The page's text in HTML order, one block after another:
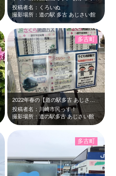
投稿者名：くろいぬ
撮影場所：道の駅 多古 あじさい館
2022年春の【道の駅多古 あじさい館】では、JRバス関東のダブルデッカー（二…
投稿者名：川崎市民っす！
撮影場所：道の駅多古 あじさい館
多古町
多古町